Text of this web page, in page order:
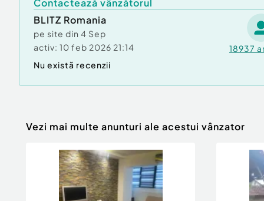
Contactează vânzătorul
BLITZ Romania
pe site din 4 Sep
activ: 10 feb 2026 21:14 18937
Nu există recenzii
Vezi mai multe anunturi ale acestui vânzator